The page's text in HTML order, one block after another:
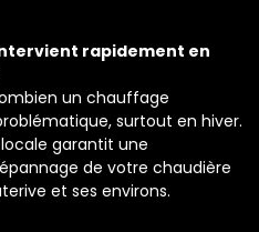
intervient rapidement en
un chauffage
surtout en hiver.
garantit une
de votre chaudière
et ses environs.